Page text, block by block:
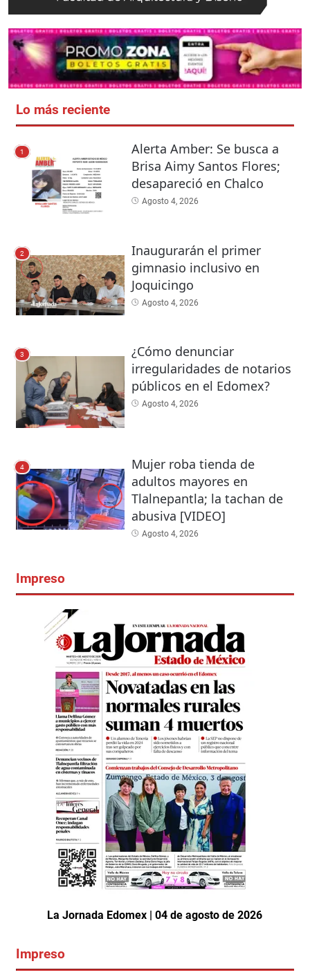
Lo más reciente
1
Alerta Amber: Se busca a
Brisa Aimy Santos Flores;
desapareció en Chalco
Agosto 4, 2026
2
Inaugurarán el primer
gimnasio inclusivo en
Joquicingo
Agosto 4, 2026
3
¿Cómo denunciar
irregularidades de notarios
públicos en el Edomex?
Agosto 4, 2026
4
Mujer roba tienda de
adultos mayores en
Tlalnepantla; la tachan de
abusiva [VIDEO]
Agosto 4, 2026
Impreso
La Jornada Edomex | 04 de agosto de 2026
Impreso